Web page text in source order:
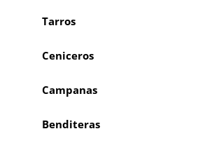
Tarros
Ceniceros
Campanas
Benditeras